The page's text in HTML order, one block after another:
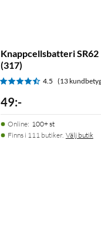
Knappcellsbatteri SR62
(317)
4.5 (13
49:-
Online: 100+ st
Finns i 111 butiker. Välj butik